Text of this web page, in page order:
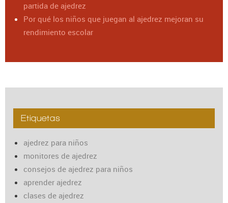
partida de ajedrez
Por qué los niños que juegan al ajedrez mejoran su
rendimiento escolar
Etiquetas
ajedrez para niños
monitores de ajedrez
consejos de ajedrez para niños
aprender ajedrez
clases de ajedrez